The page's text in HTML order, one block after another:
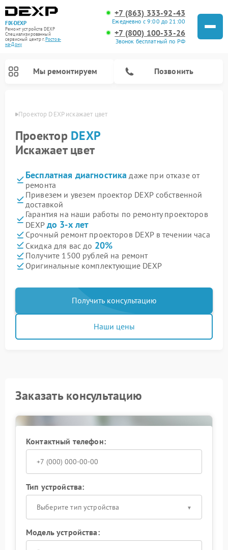
FIX-DEXP
Ремонт устройств DEXP
Специализированный
cервисный центр г.Ростов-
на-Дону
+7 (863) 333-92-43
Ежедневно с 9:00 до 21:00
+7 (800) 100-33-26
Звонок бесплатный по РФ
Мы ремонтируем Позвонить
Дону Проектор DEXP искажает цвет
Проектор DEXP
Искажает цвет
Бесплатная диагностика даже при отказе от
ремонта
Привезем и увезем проектор DEXP собственной
доставкой
Гарантия на наши работы по ремонту проекторов
DEXP до 3-х лет
Срочный ремонт проекторов DEXP в течении часа
Скидка для вас до 20%
Получите 1500 рублей на ремонт
Оригинальные комплектующие DEXP
Получить консультацию
Наши цены
Заказать консультацию
Контактный телефон:
Тип устройства:
Выберите тип устройства
Модель устройства: